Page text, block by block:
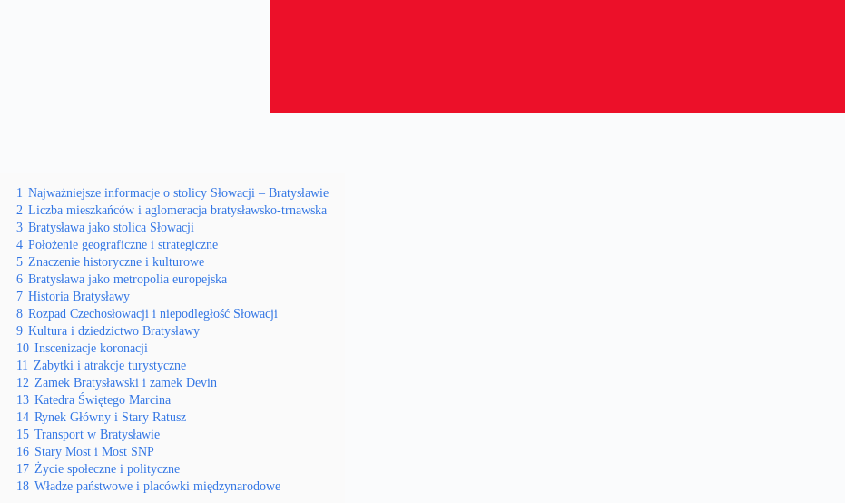
1 Najważniejsze informacje o stolicy Słowacji – Bratysławie
2 Liczba mieszkańców i aglomeracja bratysławsko-trnawska
3 Bratysława jako stolica Słowacji
4 Położenie geograficzne i strategiczne
5 Znaczenie historyczne i kulturowe
6 Bratysława jako metropolia europejska
7 Historia Bratysławy
8 Rozpad Czechosłowacji i niepodległość Słowacji
9 Kultura i dziedzictwo Bratysławy
10 Inscenizacje koronacji
11 Zabytki i atrakcje turystyczne
12 Zamek Bratysławski i zamek Devin
13 Katedra Świętego Marcina
14 Rynek Główny i Stary Ratusz
15 Transport w Bratysławie
16 Stary Most i Most SNP
17 Życie społeczne i polityczne
18 Władze państwowe i placówki międzynarodowe